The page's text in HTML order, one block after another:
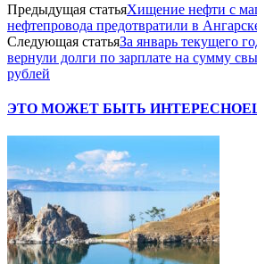
Предыдущая статьяХищение нефти с
нефтепровода предотвратили в
Следующая статьяЗа январь текущего
вернули долги по зарплате на сумму
рублей
ЭТО МОЖЕТ БЫТЬ ИНТЕРЕСНО